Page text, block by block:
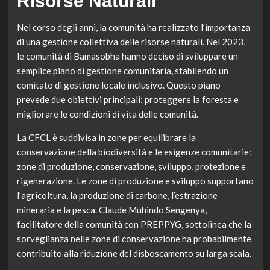
Nel corso degli anni, la comunità ha realizzato l’importanza
di una gestione collettiva delle risorse naturali. Nel 2023,
le comunità di Bamasobha hanno deciso di sviluppare un
semplice piano di gestione comunitaria, stabilendo un
comitato di gestione locale inclusivo. Questo piano
prevede due obiettivi principali: proteggere la foresta e
migliorare le condizioni di vita delle comunità.
La CFCL è suddivisa in zone per equilibrare la
conservazione della biodiversità e le esigenze comunitarie:
zone di produzione, conservazione, sviluppo, protezione e
rigenerazione. Le zone di produzione e sviluppo supportano
l’agricoltura, la produzione di carbone, l’estrazione
mineraria e la pesca. Claude Muhindo Sengenya,
facilitatore della comunità con PREPPYG, sottolinea che la
sorveglianza nelle zone di conservazione ha probabilmente
contribuito alla riduzione del disboscamento su larga scala.